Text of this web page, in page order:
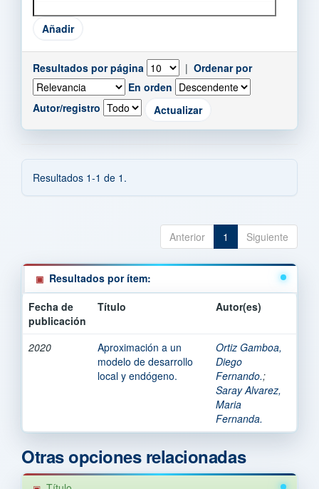
Resultados por página | Ordenar por
En orden
Autor/registro
Resultados 1-1 de 1.
Anterior 1 Siguiente
Resultados por ítem:
Fecha de
publicación
Título Autor(es)
2020
Aproximación a un
modelo de desarrollo
local y endógeno.
Ortiz Gamboa,
Diego
Fernando.;
Saray Alvarez,
Maria
Fernanda.
Otras opciones relacionadas